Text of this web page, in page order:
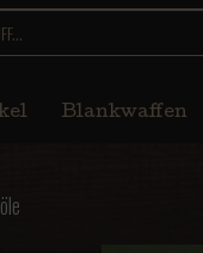
Blankwaffen